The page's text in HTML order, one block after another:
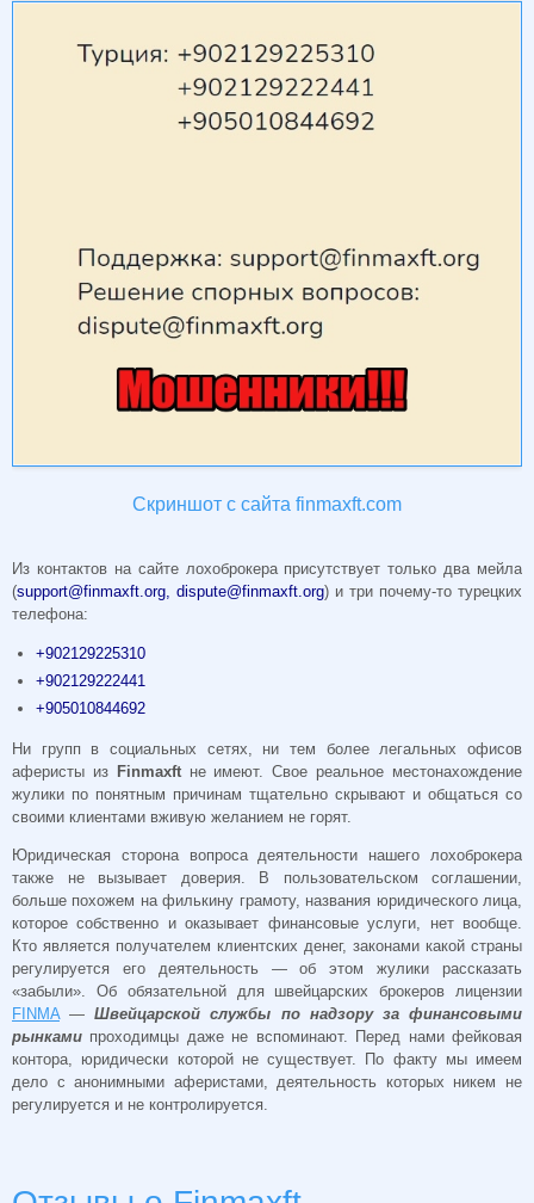
Скриншот с сайта finmaxft.com
Из контактов на сайте лохоброкера присутствует только два мейла
(support@finmaxft.org dispute@finmaxft.org) и три почему-то турецких
телефона:
+902129225310
+902129222441
+905010844692
Ни групп в социальных сетях, ни тем более легальных офисов
аферисты из Finmaxftне имеют. Свое реальное местонахождение
жулики по понятным причинам тщательно скрывают и общаться со
своими клиентами вживую желанием не горят.
Юридическая сторона вопроса деятельности нашего лохоброкера
также не вызывает доверия. В пользовательском соглашении,
больше похожем на филькину грамоту, названия юридического лица,
которое собственно и оказывает финансовые услуги, нет вообще.
Кто является получателем клиентских денег, законами какой страны
регулируется его деятельность — об этом жулики рассказать
«забыли». Об обязательной для швейцарских брокеров лицензии
FINMA —Швейцарской службы по надзору за финансовыми
рынками проходимцы даже не вспоминают. Перед нами фейковая
контора, юридически которой не существует. По факту мы имеем
дело с анонимными аферистами, деятельность которых никем не
регулируется и не контролируется.